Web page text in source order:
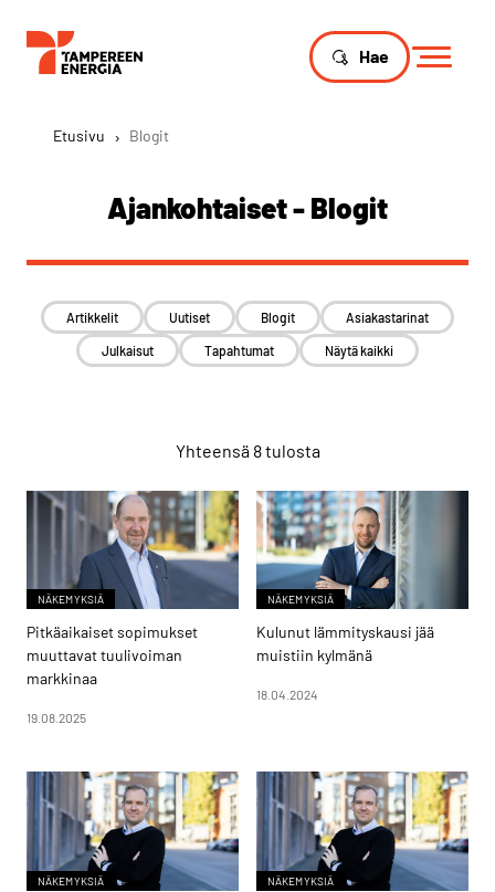
Hae
Etusivu › Blogit
Ajankohtaiset - Blogit
Artikkelit Uutiset Blogit Asiakastarinat
Julkaisut Tapahtumat Näytä kaikki
Yhteensä 8 tulosta
NÄKEMYKSIÄ
Pitkäaikaiset sopimukset
muuttavat tuulivoiman
markkinaa
19.08.2025
NÄKEMYKSIÄ
Kulunut lämmityskausi jää
muistiin kylmänä
18.04.2024
NÄKEMYKSIÄ NÄKEMYKSIÄ